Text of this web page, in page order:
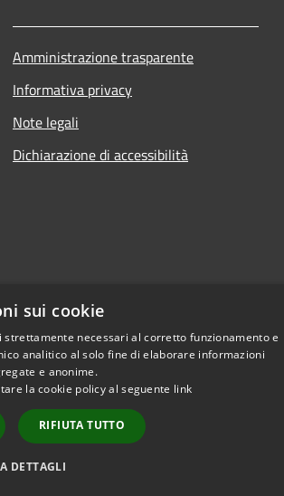
Amministrazione trasparente
Informativa privacy
Note legali
Dichiarazione di accessibilità
Copyright © 2026 • Comune di Terralba •
sui cookie
necessari al corretto funzionamento e
analitico al solo fine di elaborare informazioni
e anonime.
la cookie policy al seguente link
RIFIUTA TUTTO
DETTAGLI